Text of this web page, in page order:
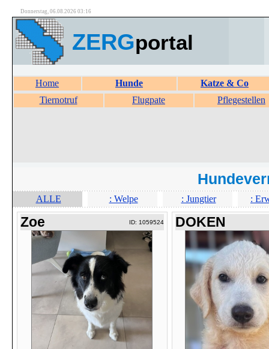
Donnerstag, 06.08.2026 03:16
ZERGportal
Home Hunde
Katze & Co
Tiernotruf
Flugpate Pflegestellen
ALLE : Welpe : Jungtier :
Zoe ID: 1059524 DOKEN